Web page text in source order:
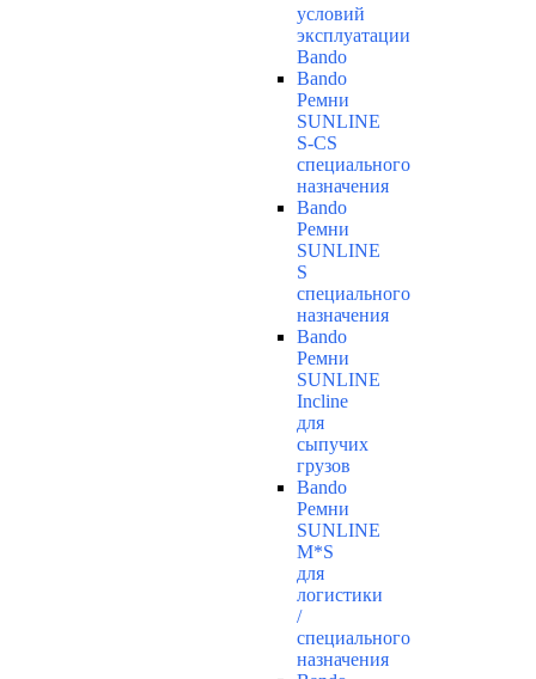
условий
эксплуатации
Bando
Bando
Ремни
SUNLINE
S-CS
специального
назначения
Bando
Ремни
SUNLINE
S
специального
назначения
Bando
Ремни
SUNLINE
Incline
для
сыпучих
грузов
Bando
Ремни
SUNLINE
M*S
для
логистики
/
специального
назначения